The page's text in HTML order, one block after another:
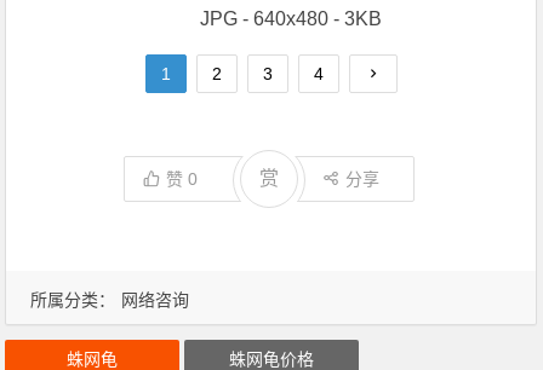
所属分类： 网络咨询
JPG - 640x480 - 3KB
1 2 3 4
赞0 赏 分享
蛛网龟 蛛网龟价格